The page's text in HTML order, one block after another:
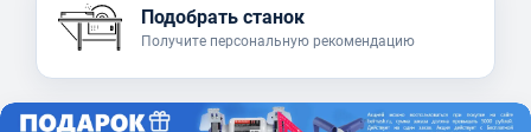
Подобрать станок
Получите персональную рекомендацию